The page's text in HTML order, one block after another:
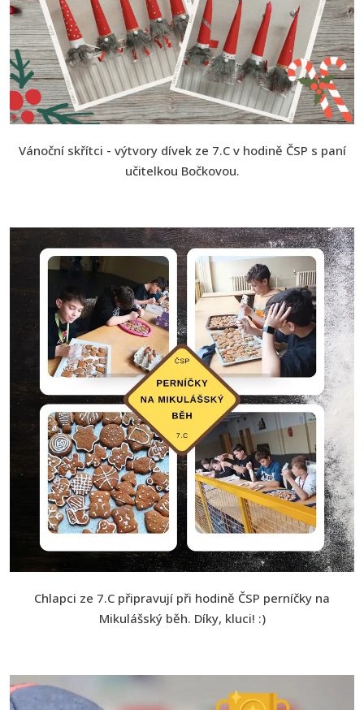
Vánoční skřítci - výtvory dívek ze 7.C v hodině ČSP s paní
učitelkou Bočkovou.
Chlapci ze 7.C připravují při hodině ČSP perníčky na
Mikulášský běh. Díky, kluci! :)